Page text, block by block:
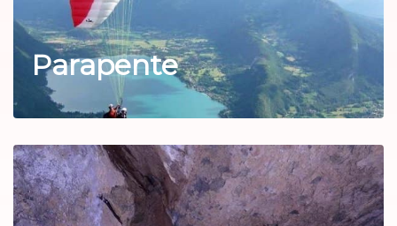
Parapente